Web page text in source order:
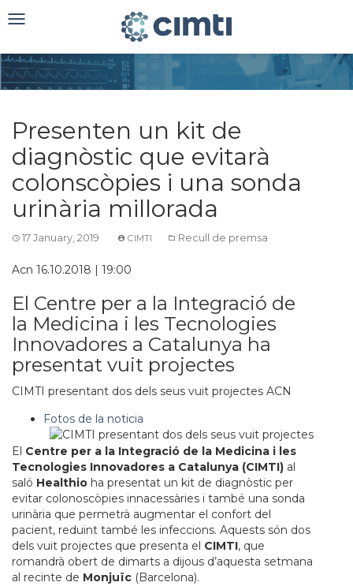
Toggle
Presenten un kit de
diagnòstic que evitarà
colonscòpies i una sonda
urinària millorada
17 January, 2019 CIMTI Recull de premsa
Acn 16.10.2018 | 19:00
El Centre per a la Integració de
la Medicina i les Tecnologies
Innovadores a Catalunya ha
presentat vuit projectes
CIMTI presentant dos dels seus vuit projectes ACN
Fotos de la noticia
El Centre per a la Integració de la Medicina i les
Tecnologies Innovadores a Catalunya (CIMTI) al
saló Healthio ha presentat un kit de diagnòstic per
evitar colonoscòpies innacessàries i també una sonda
urinària que permetrà augmentar el confort del
pacient, reduint també les infeccions. Aquests són dos
dels vuit projectes que presenta el CIMTI, que
romandrà obert de dimarts a dijous d’aquesta setmana
al recinte de Monjuïc (Barcelona).